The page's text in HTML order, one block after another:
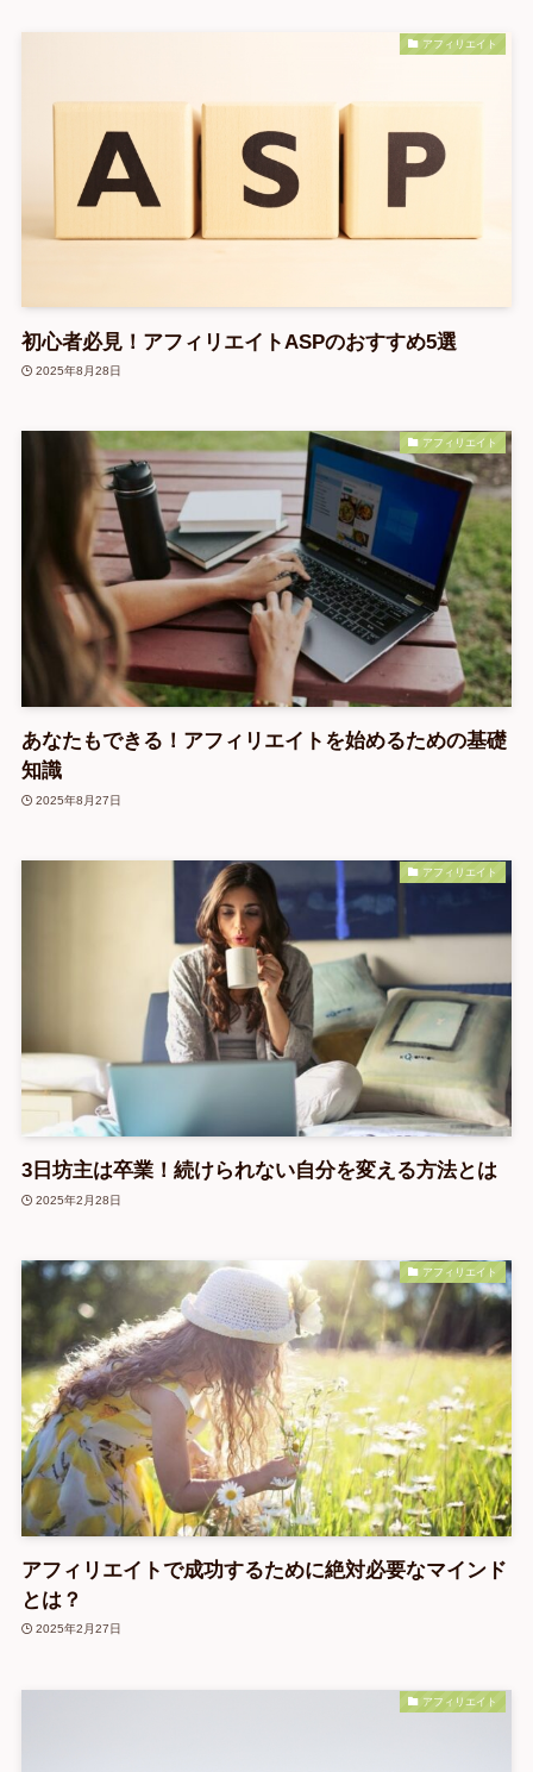
アフィリエイト
初心者必見！アフィリエイトASPのおすすめ5選
2025年8月28日
アフィリエイト
あなたもできる！アフィリエイトを始めるための基礎
知識
2025年8月27日
アフィリエイト
3日坊主は卒業！続けられない自分を変える方法とは
2025年2月28日
アフィリエイト
アフィリエイトで成功するために絶対必要なマインド
とは？
2025年2月27日
アフィリエイト